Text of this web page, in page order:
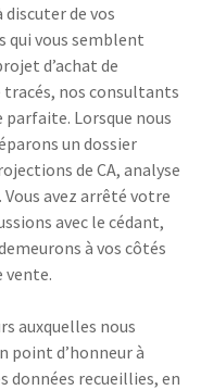
de vos
vous semblent
d’achat de
tracés, nos consultants
Lorsque nous
un dossier
de CA, analyse
avez arrêté votre
avec le cédant,
à vos côtés
vente.
auxquelles nous
point d’honneur à
données recueillies, en